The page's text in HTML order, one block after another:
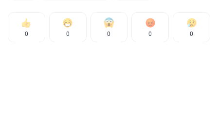
0 0 0 0 0